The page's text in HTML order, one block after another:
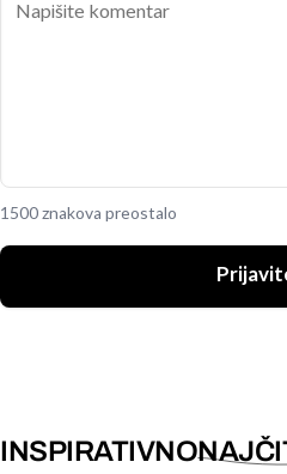
1500 znakova preostalo
INSPIRATIVNO